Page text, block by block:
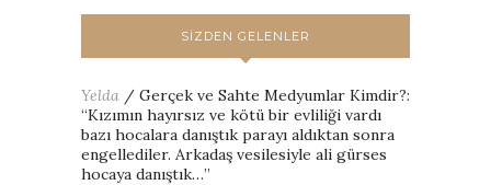
SIZDEN GELENLER
Yelda / Gerçek ve Sahte Medyumlar Kimdir?:
“Kızımın hayırsız ve kötü bir evliliği vardı
bazı hocalara danıştık parayı aldıktan sonra
engellediler. Arkadaş vesilesiyle ali gürses
hocaya danıştık…”